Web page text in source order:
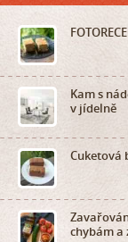
Kam s
v jídelně
Cuketová
chybám a